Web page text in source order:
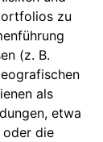
zu
(z. B.
als
etwa
oder die